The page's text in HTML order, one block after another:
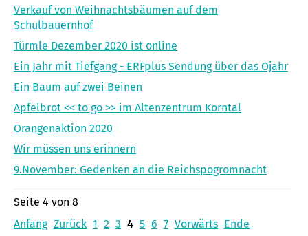
Verkauf von Weihnachtsbäumen auf dem
Schulbauernhof
Türmle Dezember 2020 ist online
Ein Jahr mit Tiefgang - ERFplus Sendung über das Ojahr
Ein Baum auf zwei Beinen
Apfelbrot << to go >> im Altenzentrum Korntal
Orangenaktion 2020
Wir müssen uns erinnern
9.November: Gedenken an die Reichspogromnacht
Seite 4 von 8
Anfang Zurück 1 2 3 4 5 6 7 Vorwärts Ende